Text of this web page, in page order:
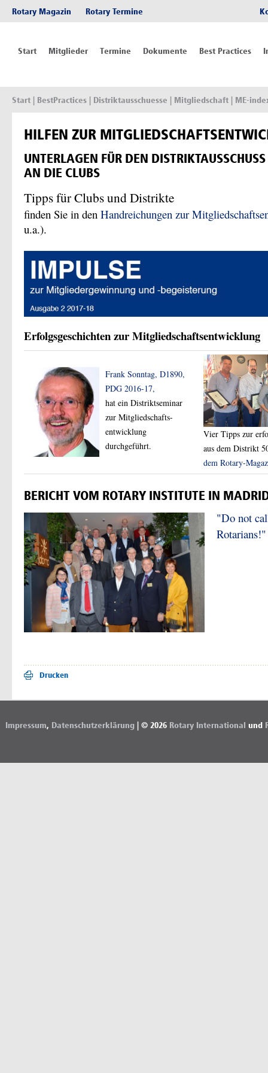
Rotary Magazin Rotary Termine
Start Mitglieder Termine Dokumente Best Practices
Start | BestPractices | Distriktausschuesse | Mitgliedschaft | ME-
HILFEN ZUR
UNTERLAGEN FÜR DEN
AN DIE CLUBS
Tipps für Clubs und Distrikte
finden Sie in den Handreichungen zur
u.a.).
Erfolgsgeschichten zur Mitgliedschaftsentwicklung
Frank Sonntag, D1890,
PDG 2016-17,
hat ein Distriktseminar
zur Mitgliedschafts-
entwicklung
durchgeführt.
Vier Tipps zur
aus dem Distrikt
dem Rotary-
BERICHT VOM ROTARY INSTITUTE IN
"Do not
Drucken
Impressum, Datenschutzerklärung | © 2026 Rotary International und